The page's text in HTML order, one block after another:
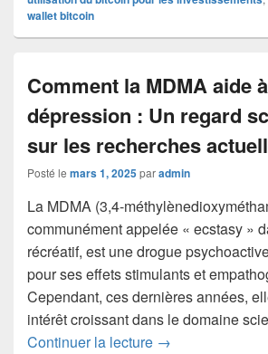
wallet bitcoin
Comment la MDMA aide
dépression : Un regard
sur les recherches
Posté le mars 1, 2025paradmin
La MDMA (3,4-
communément appelée « ecstasy »
récréatif, est une drogue
pour ses effets stimulants et
Cependant, ces dernières années,
intérêt croissant dans le domaine
Continuer la lecture Comment la
→